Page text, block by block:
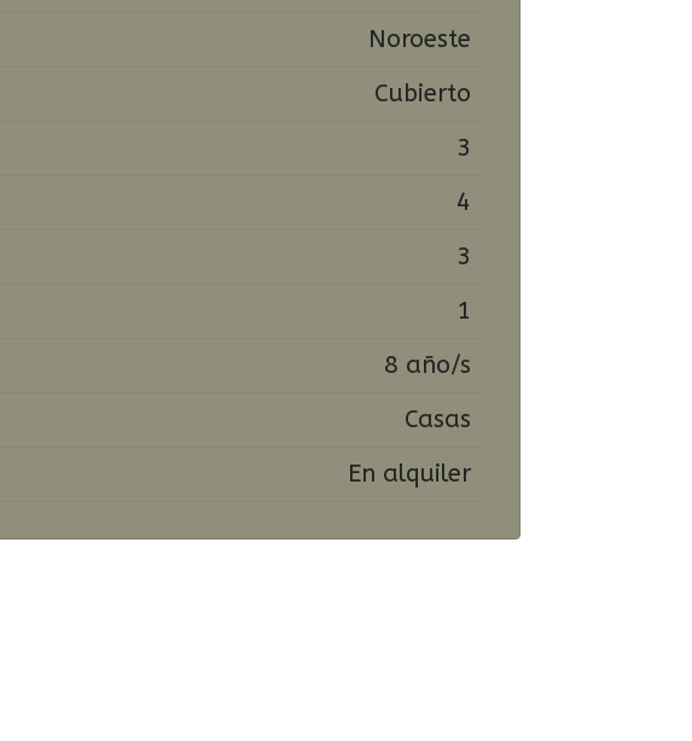
Noroeste
Cubierto
3
4
3
1
8 año/s
Casas
En alquiler